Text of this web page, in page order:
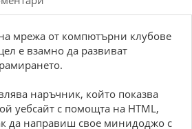
мрежа от компютърни клубове
е взамно да развиват
наръчник, който показва
уебсайт с помощта на HTML,
да направиш свое минидоджо с